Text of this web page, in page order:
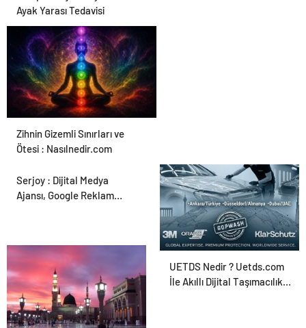
Ayak Yarası Tedavisi
Zihnin Gizemli Sınırları ve
Ötesi : Nasılnedir.com
Serjoy : Dijital Medya
Ajansı, Google Reklam
UETDS Nedir ? Uetds.com
İle Akıllı Dijital Taşımacılık